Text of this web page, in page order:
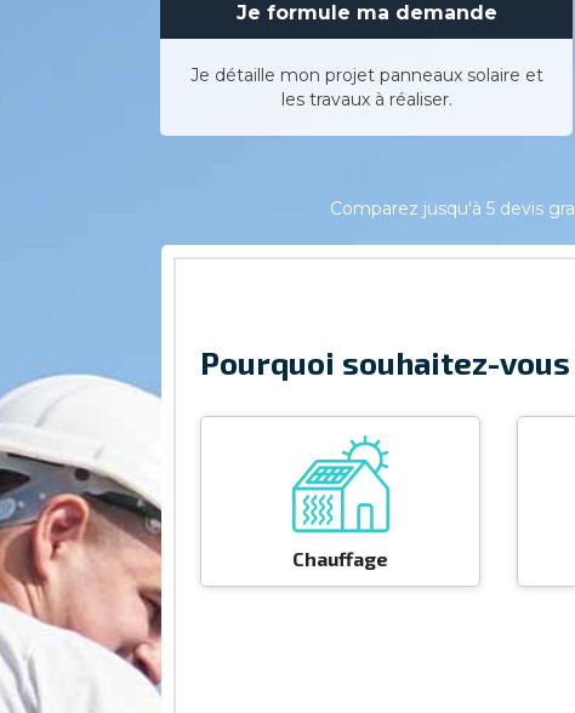
Je formule ma demande
Je détaille mon projet panneaux solaire et
les travaux à réaliser.
Comparez jusqu'à 5 devis